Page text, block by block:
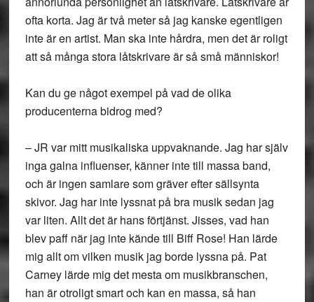
ofta korta. Jag är två meter så jag kanske egentligen
inte är en artist. Man ska inte hårdra, men det är roligt
att så många stora låtskrivare är så små människor!
Kan du ge något exempel på vad de olika
producenterna bidrog med?
– JR var mitt musikaliska uppvaknande. Jag har själv
inga galna influenser, känner inte till massa band,
och är ingen samlare som gräver efter sällsynta
skivor. Jag har inte lyssnat på bra musik sedan jag
var liten. Allt det är hans förtjänst. Jisses, vad han
blev paff när jag inte kände till Biff Rose! Han lärde
mig allt om vilken musik jag borde lyssna på. Pat
Carney lärde mig det mesta om musikbranschen,
han är otroligt smart och kan en massa, så han